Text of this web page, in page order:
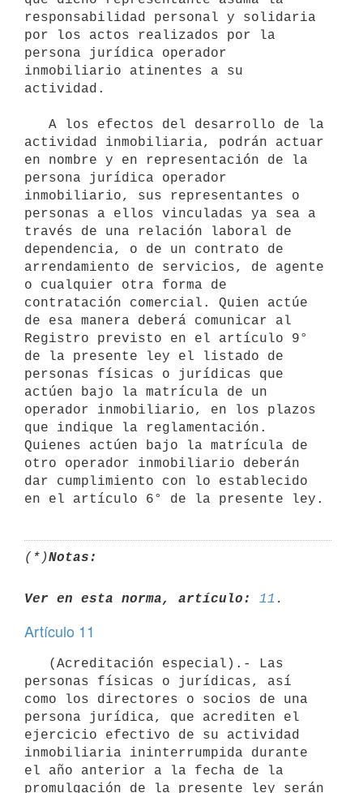
responsabilidad personal y solidaria
por los actos realizados por la
persona jurídica operador
inmobiliario atinentes a su
actividad.
actividad inmobiliaria, podrán actuar
en nombre y en representación de la
persona jurídica operador
inmobiliario, sus representantes o
personas a ellos vinculadas ya sea a
través de una relación laboral de
dependencia, o de un contrato de
arrendamiento de servicios, de agente
o cualquier otra forma de
contratación comercial. Quien actúe
de esa manera deberá comunicar al
Registro previsto en el artículo 9°
de la presente ley el listado de
personas físicas o jurídicas que
actúen bajo la matrícula de un
operador inmobiliario, en los plazos
que indique la reglamentación.
Quienes actúen bajo la matrícula de
otro operador inmobiliario deberán
dar cumplimiento con lo establecido
(*)Notas:
Ver en esta norma, artículo: 11
Artículo 11
personas físicas o jurídicas, así
como los directores o socios de una
persona jurídica, que acrediten el
ejercicio efectivo de su actividad
inmobiliaria ininterrumpida durante
el año anterior a la fecha de la
promulgación de la presente ley serán